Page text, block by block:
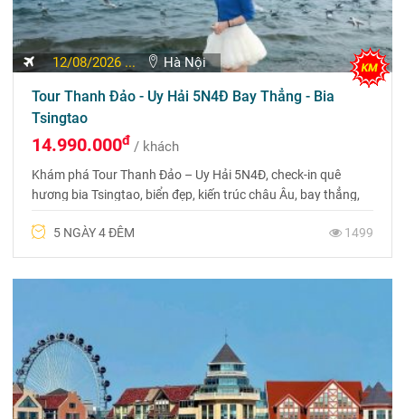
12/08/2026 ... Hà Nội
Tour Thanh Đảo - Uy Hải 5N4Đ Bay Thẳng - Bia
Tsingtao
14.990.000đ / khách
Khám phá Tour Thanh Đảo – Uy Hải 5N4Đ, check-in quê
hương bia Tsingtao, biển đẹp, kiến trúc châu Âu, bay thẳng,
vấn
5 NGÀY 4 ĐÊM 1499